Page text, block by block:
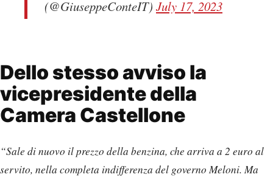
(@GiuseppeConteIT) July 17, 2023
Dello stesso avviso la
vicepresidente della
Camera Castellone
“Sale di nuovo il prezzo della benzina, che arriva a 2 euro al
servito, nella completa indifferenza del governo Meloni. Ma